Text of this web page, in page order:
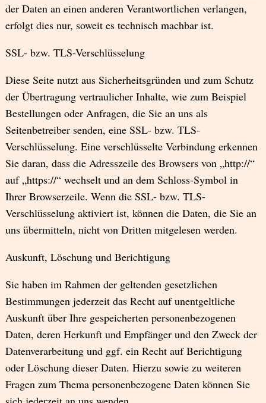
der Daten an einen anderen Verantwortlichen verlangen,
erfolgt dies nur, soweit es technisch machbar ist.
SSL- bzw. TLS-Verschlüsselung
Diese Seite nutzt aus Sicherheitsgründen und zum Schutz
der Übertragung vertraulicher Inhalte, wie zum Beispiel
Bestellungen oder Anfragen, die Sie an uns als
Seitenbetreiber senden, eine SSL- bzw. TLS-
Verschlüsselung. Eine verschlüsselte Verbindung erkennen
Sie daran, dass die Adresszeile des Browsers von „http://“
auf „https://“ wechselt und an dem Schloss-Symbol in
Ihrer Browserzeile. Wenn die SSL- bzw. TLS-
Verschlüsselung aktiviert ist, können die Daten, die Sie an
uns übermitteln, nicht von Dritten mitgelesen werden.
Auskunft, Löschung und Berichtigung
Sie haben im Rahmen der geltenden gesetzlichen
Bestimmungen jederzeit das Recht auf unentgeltliche
Auskunft über Ihre gespeicherten personenbezogenen
Daten, deren Herkunft und Empfänger und den Zweck der
Datenverarbeitung und ggf. ein Recht auf Berichtigung
oder Löschung dieser Daten. Hierzu sowie zu weiteren
Fragen zum Thema personenbezogene Daten können Sie